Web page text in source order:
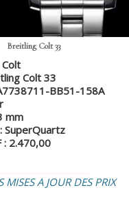
Breitling Colt 33
Colt
Colt 33
BB51-158A
mm
SuperQuartz
: 2.470,00
MISES A JOUR DES PRIX